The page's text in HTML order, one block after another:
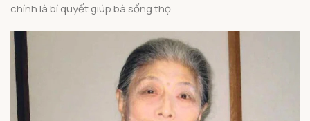
chính là bí quyết giúp bà sống thọ.